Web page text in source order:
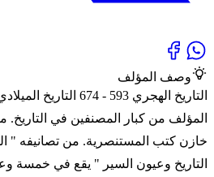
وصف المؤلف
المؤلف من كبار المصنفين في التاريخ.
خازن كتب المستنصرية. من تصانيفه "
التاريخ وعيون السير " يقع في خمسة